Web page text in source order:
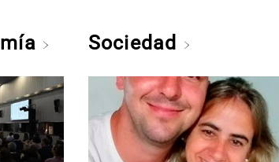
Sociedad